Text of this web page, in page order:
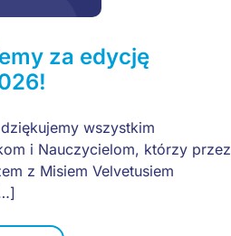
za edycję
wszystkim
i Nauczycielom, którzy przez
z Misiem Velvetusiem